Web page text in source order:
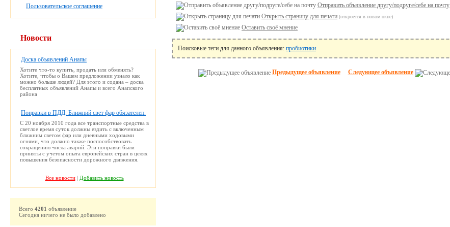
Отправить объявление другу/подруге/себе на почту
Открыть страницу для печати (откроется в новом окне)
Оставить своё мнение
Поисковые теги для данного объявления: пробиотики
Предыдущее объявление Следующее объявление
Пользовательское соглашение
Новости
Доска объявлений Анапы
Хотите что-то купить, продать или обменять?
Хотите, чтобы о Вашем предложении узнало как
можно больше людей? Для этого и содана – доска
бесплатных объявлений Анапы и всего Анапского
района
Поправки в ПДД. Ближний свет фар обязателен.
С 20 ноября 2010 года все транспортные средства в
светлое время суток должны ездить с включенным
ближним светом фар или дневными ходовыми
огнями, что должно также поспособствовать
сокращению числа аварий. Эти поправки были
приняты с учетом опыта европейских стран в целях
повышения безопасности дорожного движения.
Все новости| Добавить новость
Всего 4201 объявление
Сегодня ничего не было добавлено